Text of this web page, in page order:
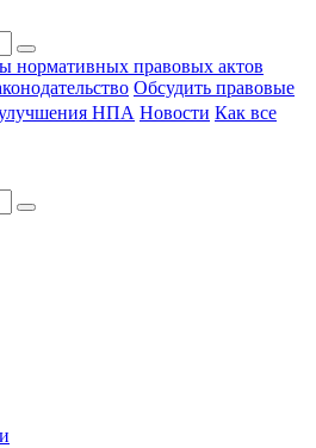
нормативных правовых актов
Обсудить правовые
НПА Новости Как все